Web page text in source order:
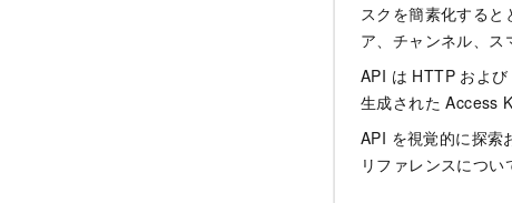
スクを簡素化する
ア、チャンネル、ス
API は HTTP およ
生成された Access
API を視覚的に探索
リファレンスについ